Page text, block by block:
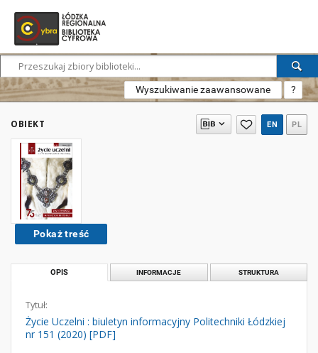
Wyszukiwanie zaawansowane ?
OBIEKT EN PL
Pokaż treść
OPIS INFORMACJE STRUKTURA
Tytuł:
Życie Uczelni : biuletyn informacyjny Politechniki Łódzkiej
nr 151 (2020) [PDF]